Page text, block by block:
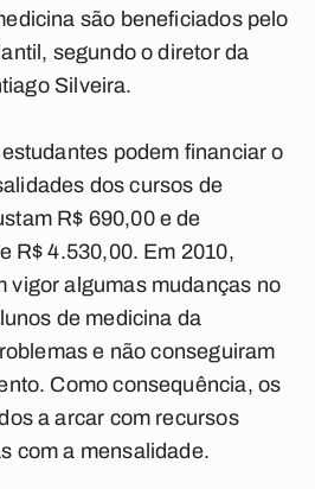
são beneficiados pelo
segundo o diretor da
Silveira.
podem financiar o
dos cursos de
R$ 690,00 e de
R$ 4.530,00. Em 2010,
vigor algumas mudanças no
de medicina da
e não conseguiram
Como consequência, os
a arcar com recursos
com a mensalidade.